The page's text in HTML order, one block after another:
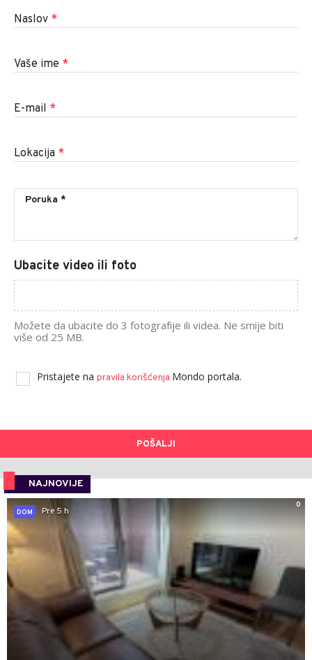
Naslov *
Vaše ime *
E-mail *
Lokacija *
Ubacite video ili foto
Možete da ubacite do 3 fotografije ili videa. Ne smije biti
više od 25 MB.
Pristajete na pravila korišćenja Mondo portala.
POŠALJI
NAJNOVIJE
0
DOM
Pre 5 h